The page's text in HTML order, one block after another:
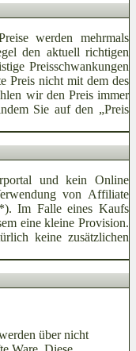
werden mehrmals
den aktuell richtigen
Preisschwankungen
Preis nicht mit dem des
wir den Preis immer
Sie auf den „Preis
und kein Online
von Affiliate
Im Falle eines Kaufs
eine kleine Provision.
keine zusätzlichen
über nicht